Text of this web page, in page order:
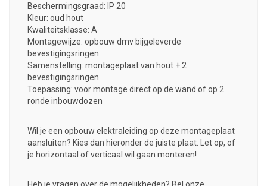
Beschermingsgraad: IP 20
Kleur: oud hout
Kwaliteitsklasse: A
Montagewijze: opbouw dmv bijgeleverde
bevestigingsringen
Samenstelling: montageplaat van hout + 2
bevestigingsringen
Toepassing: voor montage direct op de wand of op 2
ronde inbouwdozen
Wil je een opbouw elektraleiding op deze montageplaat
aansluiten? Kies dan hieronder de juiste plaat. Let op, of
je horizontaal of verticaal wil gaan monteren!